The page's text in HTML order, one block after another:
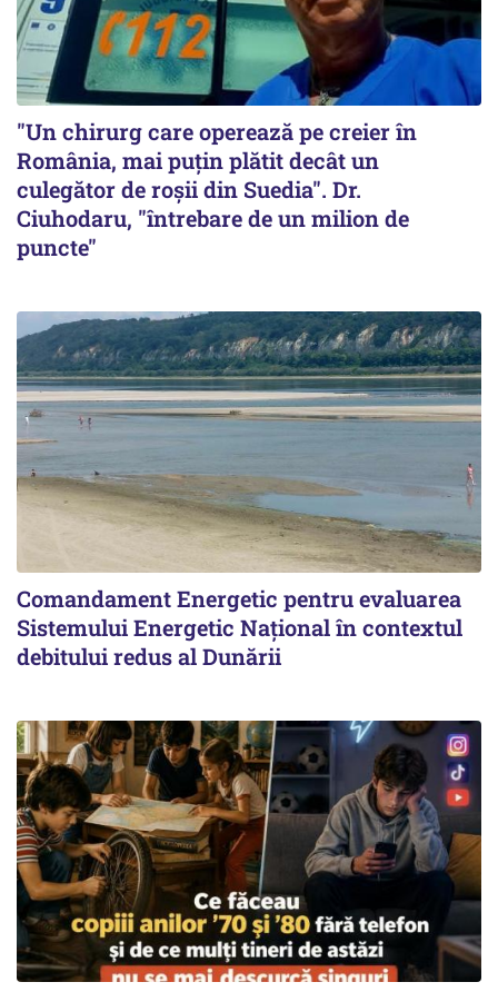
"Un chirurg care operează pe creier în
România, mai puțin plătit decât un
culegător de roșii din Suedia". Dr.
Ciuhodaru, "întrebare de un milion de
puncte"
Comandament Energetic pentru evaluarea
Sistemului Energetic Naţional în contextul
debitului redus al Dunării